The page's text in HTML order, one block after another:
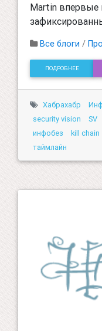
Martin впервые
Все блоги /
ПОДРОБНЕЕ
Хабрахабр
security vision
SV
инфобез
kill chain
таймлайн